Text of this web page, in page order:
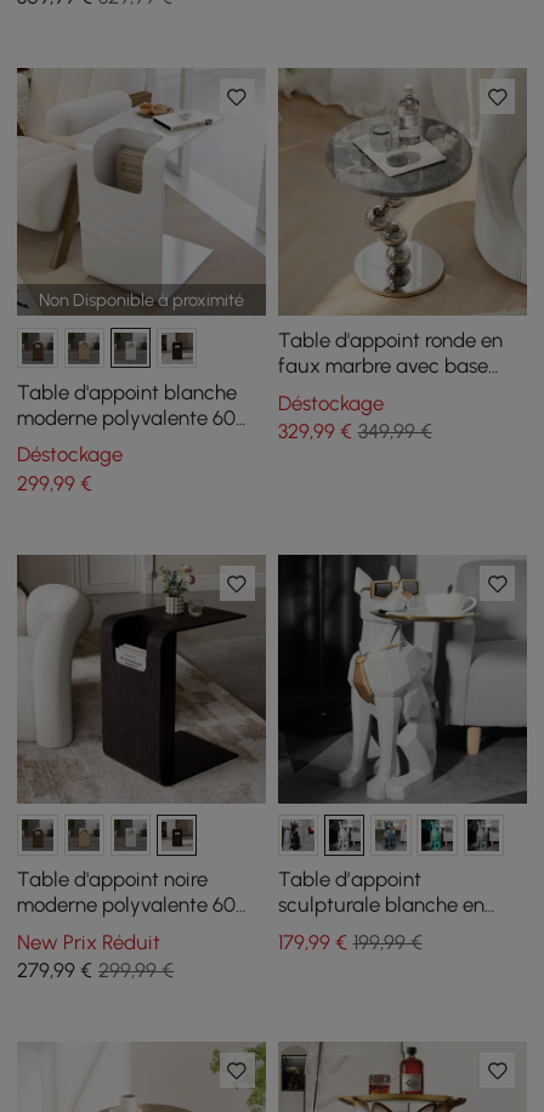
Non Disponible à proximité
Table d'appoint blanche
moderne polyvalente 60
cm, avec porte-revues
Déstockage
299,99 €
Table d'appoint ronde en
faux marbre avec base
chromée, 500 mm
Déstockage
329,99€ 349,99 €
Table d'appoint noire
moderne polyvalente 60
cm, avec porte-revues
New Prix Réduit
279,99 € 299,99 €
Table d’appoint
sculpturale blanche en
résine forme chien avec
plateau et porte-
179,99€ 199,99 €